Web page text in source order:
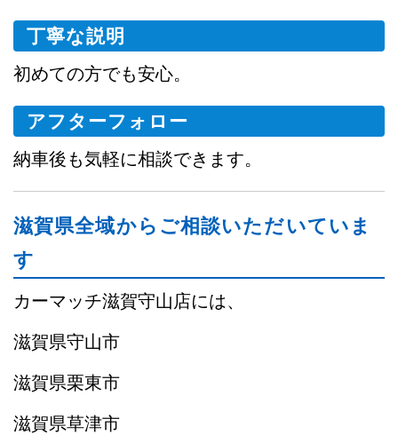
丁寧な説明
初めての方でも安心。
アフターフォロー
納車後も気軽に相談できます。
滋賀県全域からご相談いただいていま
す
カーマッチ滋賀守山店には、
滋賀県守山市
滋賀県栗東市
滋賀県草津市